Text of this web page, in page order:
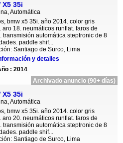
X5 35i
Automática
bmw x5 35i. año 2014. color gris
aro 18. neumáticos runflat. faros de
transmisión automática steptronic de 8
paddle shif...
Santiago de Surco, Lima
y detalles
: 2014
Archivado anuncio (90+ días)
X5 35i
Automática
bmw x5 35i. año 2014. color gris
aro 20. neumáticos runflat. faros de
transmisión automática steptronic de 8
paddle shif...
Santiago de Surco, Lima